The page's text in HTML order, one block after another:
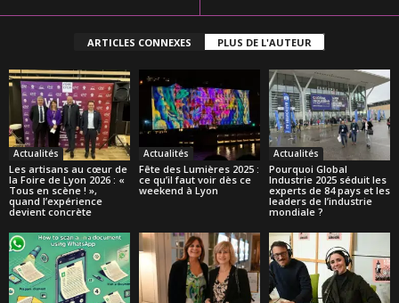
ARTICLES CONNEXES PLUS DE L'AUTEUR
Actualités
Les artisans au cœur de
la Foire de Lyon 2026 : «
Tous en scène ! »,
quand l’expérience
devient concrète
Actualités
Fête des Lumières 2025 :
ce qu’il faut voir dès ce
weekend à Lyon
Actualités
Pourquoi Global
Industrie 2025 séduit les
experts de 84 pays et les
leaders de l’industrie
mondiale ?